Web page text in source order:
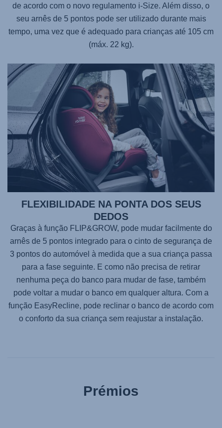
de acordo com o novo regulamento i-Size. Além disso, o
seu arnês de 5 pontos pode ser utilizado durante mais
tempo, uma vez que é adequado para crianças até 105 cm
(máx. 22 kg).
FLEXIBILIDADE NA PONTA DOS SEUS
DEDOS
Graças à função FLIP&GROW, pode mudar facilmente do
arnês de 5 pontos integrado para o cinto de segurança de
3 pontos do automóvel à medida que a sua criança passa
para a fase seguinte. E como não precisa de retirar
nenhuma peça do banco para mudar de fase, também
pode voltar a mudar o banco em qualquer altura. Com a
função EasyRecline, pode reclinar o banco de acordo com
o conforto da sua criança sem reajustar a instalação.
Prémios